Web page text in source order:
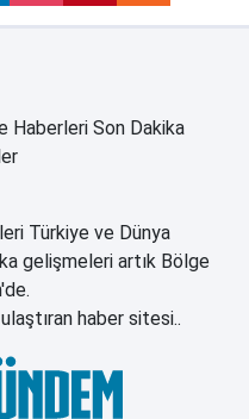
Haberleri Son Dakika
Türkiye ve Dünya
gelişmeleri artık Bölge
haber sitesi..